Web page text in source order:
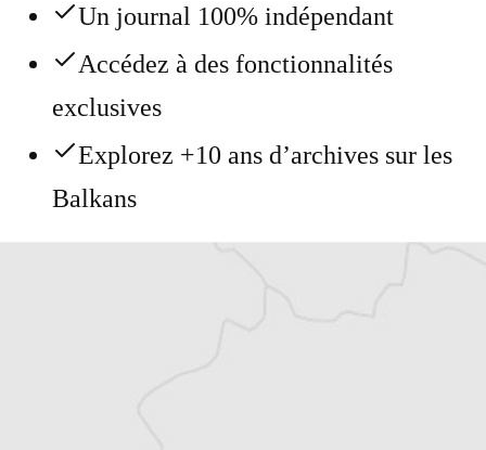
Un journal 100% indépendant
Accédez à des fonctionnalités
exclusives
Explorez +10 ans d’archives sur les
Balkans